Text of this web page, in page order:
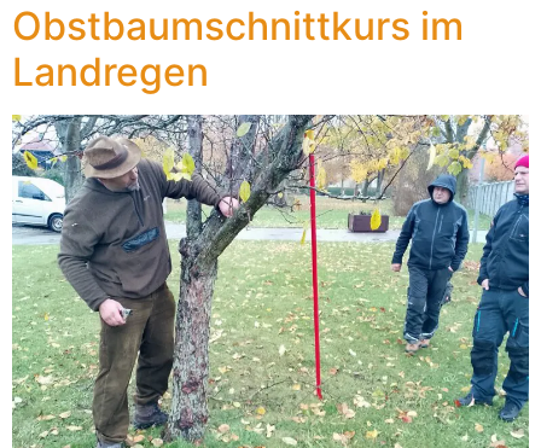
Obstbaumschnittkurs im
Landregen